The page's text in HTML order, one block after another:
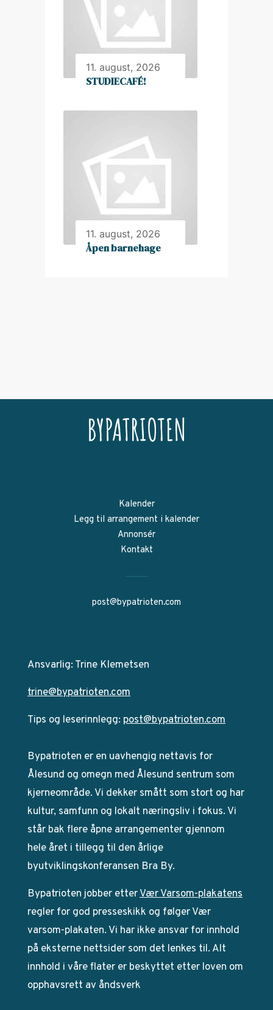
11. august, 2026
STUDIECAFÉ!
11. august, 2026
Åpen barnehage
Kalender
Legg til arrangement i kalender
Annonsér
Kontakt
post@bypatrioten.com
Ansvarlig: Trine Klemetsen
trine@bypatrioten.com
Tips og leserinnlegg: post@bypatrioten.com
Bypatrioten er en uavhengig nettavis for
Ålesund og omegn med Ålesund sentrum som
kjerneområde. Vi dekker smått som stort og har
kultur, samfunn og lokalt næringsliv i fokus. Vi
står bak flere åpne arrangementer gjennom
hele året i tillegg til den årlige
byutviklingskonferansen Bra By.
Bypatrioten jobber etterVær Varsom-plakatens
regler for god presseskikk og følger Vær
varsom-plakaten. Vi har ikke ansvar for innhold
på eksterne nettsider som det lenkes til. Alt
innhold i våre flater er beskyttet etter loven om
opphavsrett av åndsverk